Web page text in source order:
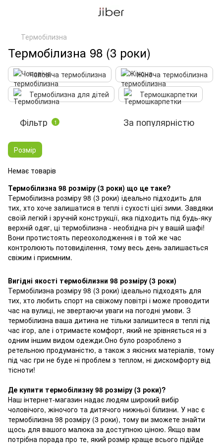
Термобілизна
Термобілизна 98 (3 роки)
Чоловіча термобілизна
Жіноча термобілизна
Термобілизна для дітей
Термошкарпетки
Фільтр 1 За популярністю
Розмір
Немає товарів
Термобілизна 98 розміру (3 роки) що це таке?
Термобілизна розміру 98 (3 роки) ідеально підходить для
тих, хто хоче залишатися в теплі і сухості цієї зими. Завдяки
своїй легкій і зручній конструкції, яка підходить під будь-яку
верхній одяг, ці термобілизна - необхідна річ у вашій шафі!
Вони протистоять переохолодження і в той же час
контролюють потовиділення, тому весь день залишається
свіжим і приємним.
Вигідні якості термобілизни 98 розміру (3 роки)
Термобілизна розміру 98 (3 роки) ідеально підходять для
тих, хто любить спорт на свіжому повітрі і може проводити
час на вулиці, не звертаючи уваги на погодні умови. З
термобілизна ваша дитина не тільки залишитеся в теплі під
час ігор, але і отримаєте комфорт, який не зрівняється ні з
одним іншим видом одежди.Оно було розроблено з
ретельною продуманістю, а також з якісних матеріалів, тому
під час гри не буде ні проблем з теплом, ні дискомфорту від
тісноти!
Де купити термобілизну 98 розміру (3 роки)?
Наш інтернет-магазин надає людям широкий вибір
чоловічого, жіночого та дитячого нижньої білизни. У нас є
термобілизна 98 розміру (3 роки), тому ви зможете знайти
щось для вашого малюка за доступною ціною. Якщо вам
потрібна порада про те, який розмір краще всього підійде